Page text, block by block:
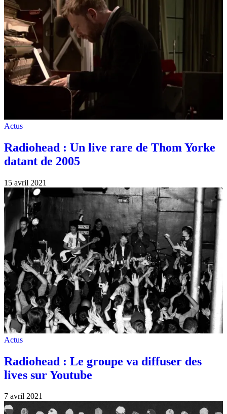
Actus
Radiohead : Un live rare de Thom Yorke
datant de 2005
15 avril 2021
Actus
Radiohead : Le groupe va diffuser des
lives sur Youtube
7 avril 2021